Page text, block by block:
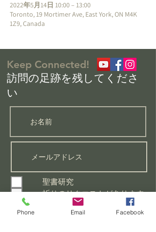
2022年5月14日 10:00 – 13:00
Toronto, 19 Mortimer Ave, East York, ON M4K
1Z9, Canada
Keep Connected!
​訪問の足跡を残してくださ
い
聖書研究
祈りのリクエストがあります
初心者向けのクラスに参加し
Phone Email Facebook